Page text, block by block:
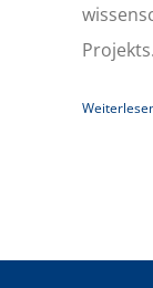
Projekts.